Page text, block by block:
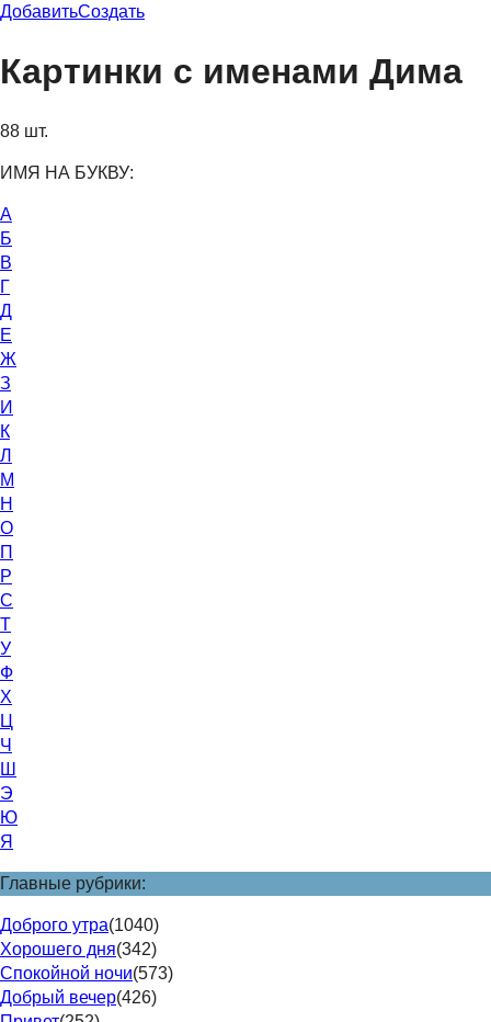
ДобавитьСоздать
Картинки с именами Дима
88 шт.
ИМЯ НА БУКВУ:
А
Б
В
Г
Д
Е
Ж
З
И
К
Л
М
Н
О
П
Р
С
Т
У
Ф
Х
Ц
Ч
Ш
Э
Ю
Я
Главные рубрики:
Доброго утра(1040)
Хорошего дня(342)
Спокойной ночи(573)
Добрый вечер(426)